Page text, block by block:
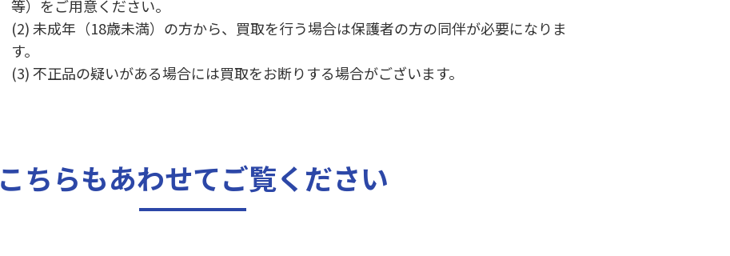
等）をご用意ください。
(2) 未成年（18歳未満）の方から、買取を行う場合は保護者の方の同伴が必要になりま
す。
(3) 不正品の疑いがある場合には買取をお断りする場合がございます。
こちらもあわせてご覧ください